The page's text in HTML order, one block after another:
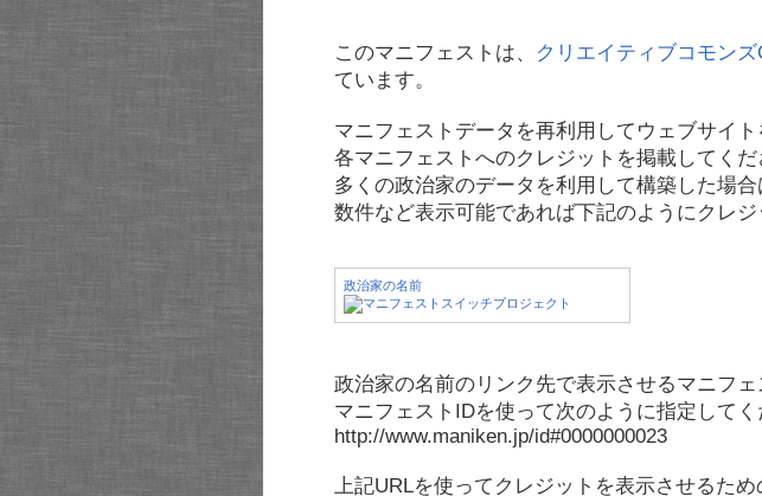
このマニフェストは、 クリエイティブコモンズ
ています。
マニフェストデータを再利用してウェブサイト
各マニフェストへのクレジットを掲載してくだ
多くの政治家のデータを利用して構築した場
数件など表示可能であれば下記のようにクレジ
政治家の名前
政治家の名前のリンク先で表示させるマニフェ
マニフェストIDを使って次のように指定してく
http://www.maniken.jp/id#0000000023
上記URLを使ってクレジットを表示させるため